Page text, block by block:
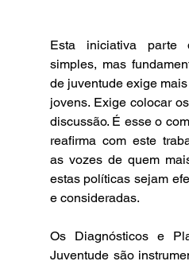
Esta iniciativa parte
simples, mas
de juventude exige
jovens. Exige colocar
discussão. É esse o
reafirma com este
as vozes de quem
estas políticas sejam
e consideradas.
Os Diagnósticos e
Juventude são